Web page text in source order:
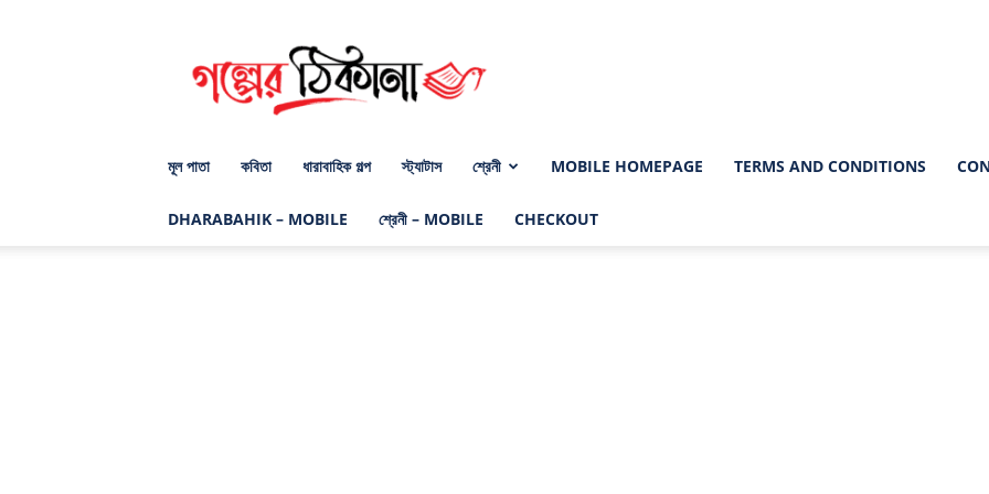
গল্পের
ঠিকানা
ডট
মূল পাতা কবিতা ধারাবাহিক গল্প স্ট্যাটাস শ্রেনী MOBILE HOMEPAGE TERMS AND CONDITIONS
DHARABAHIK – MOBILE শ্রেনী – MOBILE CHECKOUT